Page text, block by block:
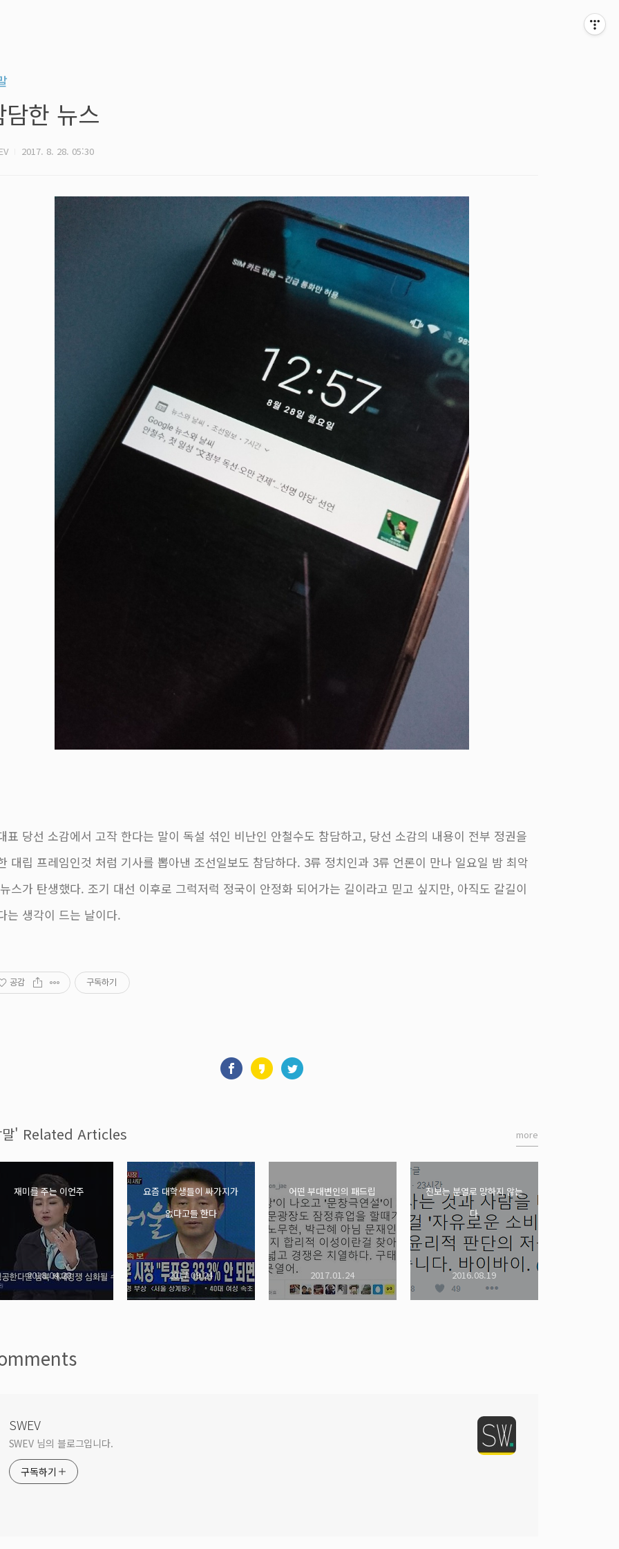
담한 뉴스
2017. 8. 28. 05:30
표 당선 소감에서 고작 한다는 말이 독설 섞인 비난인 안철수도 참담하고, 당선 소감의 내용이 전부 정권을
대립 프레임인것 처럼 기사를 뽑아낸 조선일보도 참담하다. 3류 정치인과 3류 언론이 만나 일요일 밤 최악
스가 탄생했다. 조기 대선 이후로 그럭저럭 정국이 안정화 되어가는 길이라고 믿고 싶지만, 아직도 갈길이
는 생각이 드는 날이다.
공감 구독하기
' Related Articles
재미를 주는 이언주
2018.04.28
요즘 대학생들이 싸가지가
없다고들 한다
2017.09.24
어떤 부대변인의 패드립
2017.01.24
진보는 분열로 망하지 않는
다
2016.08.19
more
SWEV
SWEV 님의 블로그입니다.
구독하기